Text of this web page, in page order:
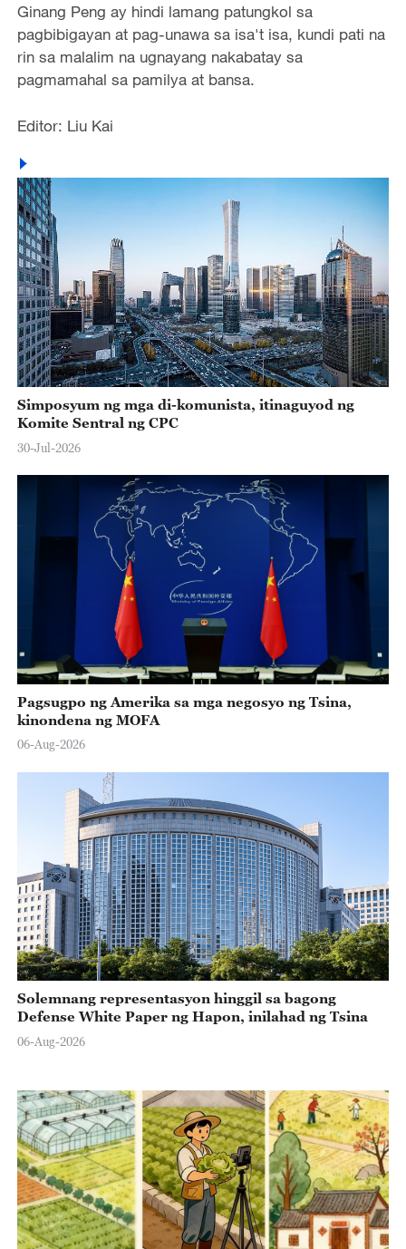
Ginang Peng ay hindi lamang patungkol sa
pagbibigayan at pag-unawa sa isa't isa, kundi pati na
rin sa malalim na ugnayang nakabatay sa
pagmamahal sa pamilya at bansa.
Editor: Liu Kai
Simposyum ng mga di-komunista, itinaguyod ng
Komite Sentral ng CPC
30-Jul-2026
Pagsugpo ng Amerika sa mga negosyo ng Tsina,
kinondena ng MOFA
06-Aug-2026
Solemnang representasyon hinggil sa bagong
Defense White Paper ng Hapon, inilahad ng Tsina
06-Aug-2026